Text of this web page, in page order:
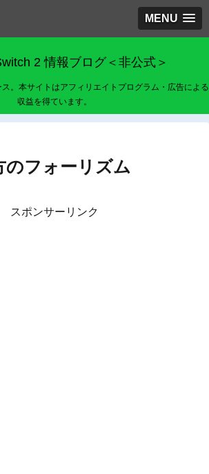
MENU
2 情報ブログ＜非公式＞
。本サイトはアフィリエイトプログラム・広告による
収益を得ています。
のフォーリズム
スポンサーリンク